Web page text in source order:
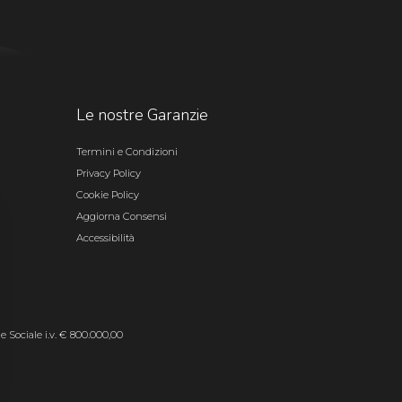
Le nostre Garanzie
Termini e Condizioni
Privacy Policy
Cookie Policy
Aggiorna Consensi
Accessibilità
Sociale i.v. € 800.000,00